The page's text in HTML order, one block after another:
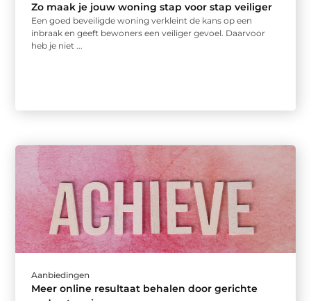
Zo maak je jouw woning stap voor stap veiliger
Een goed beveiligde woning verkleint de kans op een
inbraak en geeft bewoners een veiliger gevoel. Daarvoor
heb je niet ...
Aanbiedingen
Meer online resultaat behalen door gerichte